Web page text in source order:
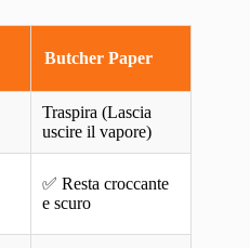
Butcher Paper
Traspira (Lascia
uscire il vapore)
✅ Resta croccante
e scuro